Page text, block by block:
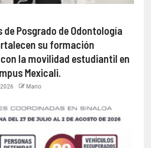
Posgrado de Odontología
su formación
la movilidad estudiantil en
Mexicali.
Mario